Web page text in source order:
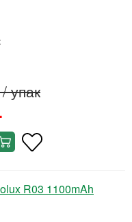
упак
R03 1100mAh